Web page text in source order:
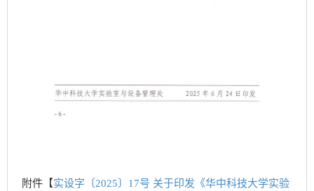
附件【实设字〔2025〕17号 关于印发《华中科技大学实验